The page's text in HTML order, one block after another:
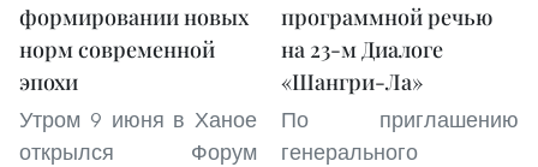
формировании новых
норм современной
эпохи
Утром 9 июня в Ханое
открылся Форум
программной речью
на 23-м Диалоге
«Шангри-Ла»
По приглашению
генерального